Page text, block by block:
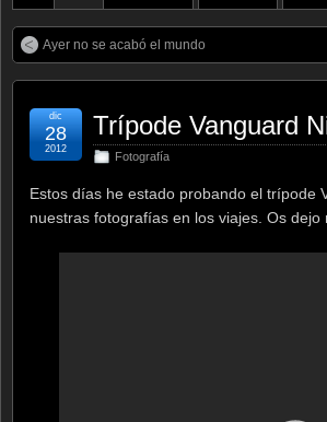
Ayer no se acabó el mundo
Trípode Vanguard
Fotografía
dic
28
2012
Estos días he estado probando el trípode
nuestras fotografías en los viajes. Os